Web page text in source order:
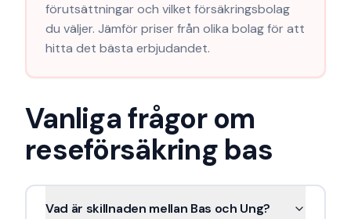
förutsättningar och vilket försäkringsbolag
du väljer. Jämför priser från olika bolag för att
hitta det bästa erbjudandet.
Vanliga frågor om
reseförsäkring bas
Vad är skillnaden mellan Bas och Ung?